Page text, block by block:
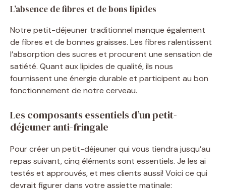
L’absence de fibres et de bons lipides
Notre petit-déjeuner traditionnel manque également
de fibres et de bonnes graisses. Les fibres ralentissent
l’absorption des sucres et procurent une sensation de
satiété. Quant aux lipides de qualité, ils nous
fournissent une énergie durable et participent au bon
fonctionnement de notre cerveau.
Les composants essentiels d’un petit-
déjeuner anti-fringale
Pour créer un petit-déjeuner qui vous tiendra jusqu’au
repas suivant, cinq éléments sont essentiels. Je les ai
testés et approuvés, et mes clients aussi! Voici ce qui
devrait figurer dans votre assiette matinale: